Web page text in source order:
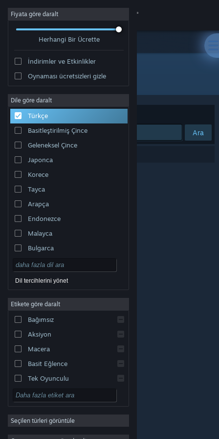
Giriş yap
Hakkında
Destek
Dili değiştir
Steam mobil uygulamasını yükle
Masaüstü internet sitesini görüntüle
© Valve Corporation. Tüm hakları saklıdır. Tüm ticari
markalar, ABD ve diğer ülkelerde ilgili sahiplerinin
mülkiyetindedir.Gizlilik Politikası|Yasal Bilgi|
Erişilebilirlik|Steam Abonelik Sözleşmesi
Çerezler
Fiyata göre daralt
Herhangi Bir Ücrette
İndirimler ve Etkinlikler
Oynaması ücretsizleri gizle
Dile göre daralt
Türkçe
Basitleştirilmiş Çince
Geleneksel Çince
Japonca
Korece
Tayca
Arapça
Endonezce
Malayca
Bulgarca
Çekçe
Danca
Almanca
İngilizce
Kastilya İspanyolcası
Latin Amerika İspanyolcası
Dil tercihlerini yönet
Etikete göre daralt
Bağımsız
Aksiyon
Macera
Basit Eğlence
Tek Oyunculu
Simülasyon
RYO
Strateji
2D
Seçilen türleri görüntüle
"Winston Carter"
Sırala Uygunluk
Ara